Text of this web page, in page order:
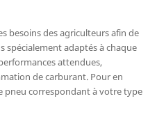
besoins des agriculteurs afin de
spécialement adaptés à chaque
attendues,
de carburant. Pour en
pneu correspondant à votre type